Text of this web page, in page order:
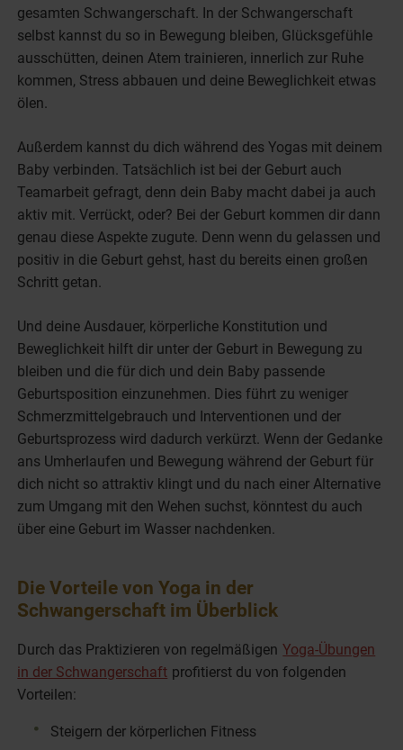
gesamten Schwangerschaft. In der Schwangerschaft
selbst kannst du so in Bewegung bleiben, Glücksgefühle
ausschütten, deinen Atem trainieren, innerlich zur Ruhe
kommen, Stress abbauen und deine Beweglichkeit etwas
ölen.
Außerdem kannst du dich während des Yogas mit deinem
Baby verbinden. Tatsächlich ist bei der Geburt auch
Teamarbeit gefragt, denn dein Baby macht dabei ja auch
aktiv mit. Verrückt, oder? Bei der Geburt kommen dir dann
genau diese Aspekte zugute. Denn wenn du gelassen und
positiv in die Geburt gehst, hast du bereits einen großen
Schritt getan.
Und deine Ausdauer, körperliche Konstitution und
Beweglichkeit hilft dir unter der Geburt in Bewegung zu
bleiben und die für dich und dein Baby passende
Geburtsposition einzunehmen. Dies führt zu weniger
Schmerzmittelgebrauch und Interventionen und der
Geburtsprozess wird dadurch verkürzt. Wenn der Gedanke
ans Umherlaufen und Bewegung während der Geburt für
dich nicht so attraktiv klingt und du nach einer Alternative
zum Umgang mit den Wehen suchst, könntest du auch
über eine Geburt im Wasser nachdenken.
Die Vorteile von Yoga in der
Schwangerschaft im Überblick
Durch das Praktizieren von regelmäßigen Yoga-Übungen
in der Schwangerschaft profitierst du von folgenden
Vorteilen:
Steigern der körperlichen Fitness